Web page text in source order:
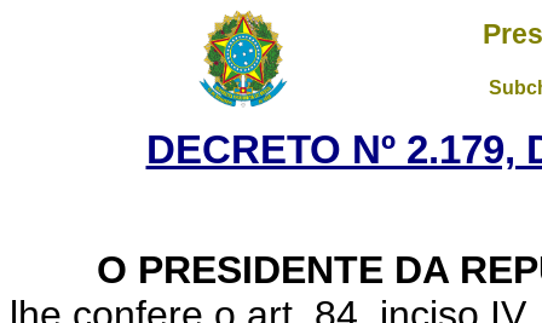
DECRETO Nº 2.179,
O PRESIDENTE DA